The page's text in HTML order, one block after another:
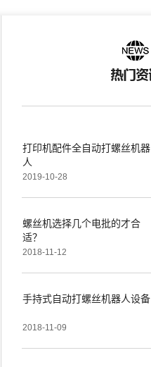
打印机配件全自动打螺丝机器
人
2019-10-28
螺丝机选择几个电批的才合
适？
2018-11-12
手持式自动打螺丝机器人设备
2018-11-09